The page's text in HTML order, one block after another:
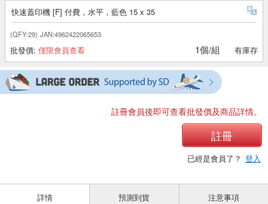
快速蓋印機 [F] 付費，水平，藍色 15 x 35
(QFY-29) JAN:4962422065653
批發價: 僅限會員查看 1個/組 有庫存
註冊會員後即可查看批發價及商品詳情。
註冊
已經是會員了？ 登入
詳情 預測到貨 注意事項